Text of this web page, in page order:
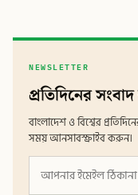
NEWSLETTER
প্রতিদিনের
বাংলাদেশ ও বিশ্বের
সময় আনসাবস্ক্রাইব করুন।